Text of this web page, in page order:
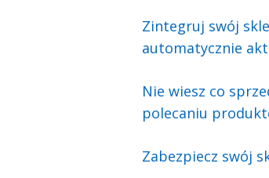
Zintegruj swój
automatycznie
Nie wiesz co
polecaniu
Zabezpiecz swój